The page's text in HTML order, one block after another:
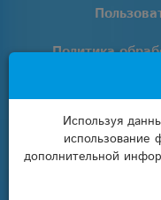
Политика
+7
Используя
использование
дополнительной